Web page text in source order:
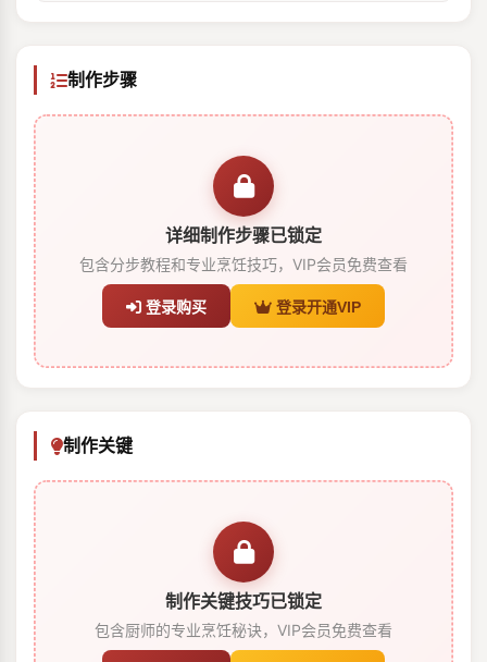
制作步骤
详细制作步骤已锁定
包含分步教程和专业烹饪技巧，VIP会员免费查看
登录购买 登录开通VIP
制作关键
制作关键技巧已锁定
包含厨师的专业烹饪秘诀，VIP会员免费查看